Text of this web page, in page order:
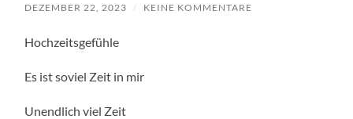
DEZEMBER 22, 2023 / KEINE KOMMENTARE
Hochzeitsgefühle
Es ist soviel Zeit in mir
Unendlich viel Zeit